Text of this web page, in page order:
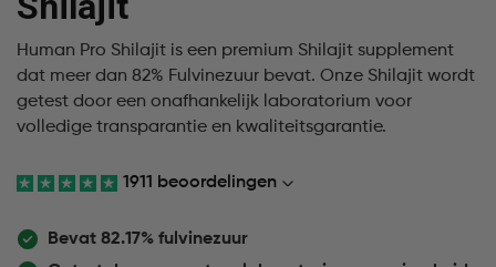
Human Pro Shilajit is een premium Shilajit supplement
dat meer dan 82% Fulvinezuur bevat. Onze Shilajit wordt
getest door een onafhankelijk laboratorium voor
volledige transparantie en kwaliteitsgarantie.
1911 beoordelingen
Bevat 82.17% fulvinezuur